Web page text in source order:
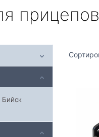
прицепов
Бийск